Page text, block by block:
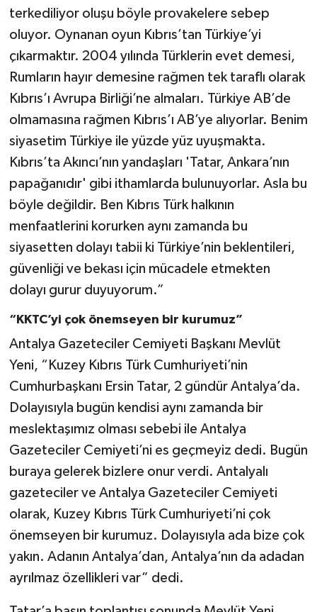
terkediliyor oluşu böyle provakelere sebep
oluyor. Oynanan oyun Kıbrıs’tan Türkiye’yi
çıkarmaktır. 2004 yılında Türklerin evet demesi,
Rumların hayır demesine rağmen tek taraflı olarak
Kıbrıs’ı Avrupa Birliği’ne almaları. Türkiye AB’de
olmamasına rağmen Kıbrıs’ı AB’ye alıyorlar. Benim
siyasetim Türkiye ile yüzde yüz uyuşmakta.
Kıbrıs’ta Akıncı’nın yandaşları 'Tatar, Ankara’nın
papağanıdır' gibi ithamlarda bulunuyorlar. Asla bu
böyle değildir. Ben Kıbrıs Türk halkının
menfaatlerini korurken aynı zamanda bu
siyasetten dolayı tabii ki Türkiye’nin beklentileri,
güvenliği ve bekası için mücadele etmekten
dolayı gurur duyuyorum.”
“KKTC’yi çok önemseyen bir kurumuz”
Antalya Gazeteciler Cemiyeti Başkanı Mevlüt
Yeni, “Kuzey Kıbrıs Türk Cumhuriyeti’nin
Cumhurbaşkanı Ersin Tatar, 2 gündür Antalya’da.
Dolayısıyla bugün kendisi aynı zamanda bir
meslektaşımız olması sebebi ile Antalya
Gazeteciler Cemiyeti’ni es geçmeyiz dedi. Bugün
buraya gelerek bizlere onur verdi. Antalyalı
gazeteciler ve Antalya Gazeteciler Cemiyeti
olarak, Kuzey Kıbrıs Türk Cumhuriyeti’ni çok
önemseyen bir kurumuz. Dolayısıyla ada bize çok
yakın. Adanın Antalya’dan, Antalya’nın da adadan
ayrılmaz özellikleri var” dedi.